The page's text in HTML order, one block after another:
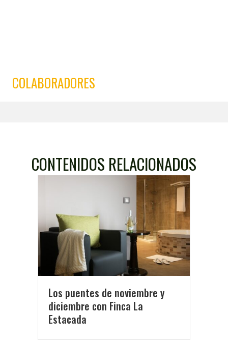
COLABORADORES
CONTENIDOS RELACIONADOS
Los puentes de noviembre y
diciembre con Finca La
Estacada